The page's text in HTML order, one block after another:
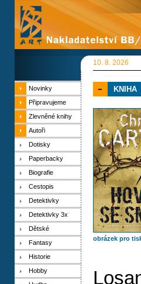
10. 8. 2026
Novinky
Připravujeme
Zlevněné knihy
Autoři
Dotisky
Paperbacky
Biografie
Cestopis
Detektivky
Detektivky 3x
Dětské
Fantasy
Historie
Hobby
KNIHA
obrázek pro